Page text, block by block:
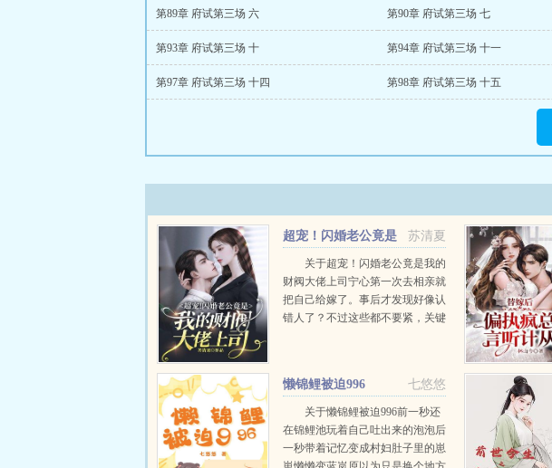
第89章 府试第三场 六 第90章 府试第三场 七
第93章 府试第三场 十 第94章 府试第三场 十一
第97章 府试第三场 十四 第98章 府试第三场 十五
苏清夏
超宠！闪婚老公竟是
我的财阀大佬上司
关于超宠！闪婚老公竟是我的
财阀大佬上司宁心第一次去相亲就
把自己给嫁了。事后才发现好像认
错人了？不过这些都不要紧，关键
秘的总裁上司终于现身，拥...七悠悠
懒锦鲤被迫996
关于懒锦鲤被迫996前一秒还
在锦鲤池玩着自己吐出来的泡泡后
一秒带着记忆变成村妇肚子里的崽